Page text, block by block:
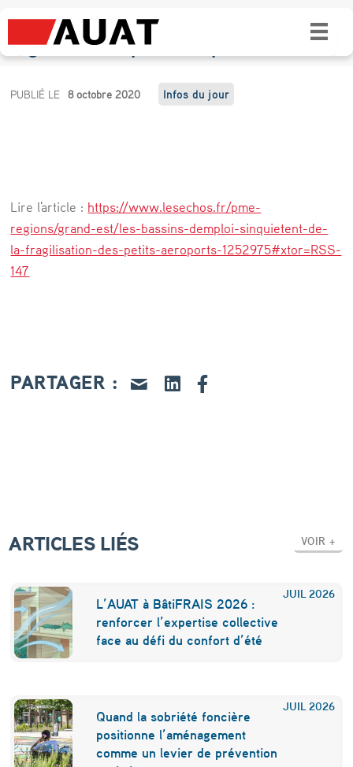
Les bassins d’emploi s’inquiètent de la
fragilisation des petits aéroports
L
a
s
s
i
’
i
’
i
n
u
i
è
PUBLIÉ LE 8 octobre 2020 Infos du jour
Lire l'article : https://www.lesechos.fr/pme-
regions/grand-est/les-bassins-demploi-sinquietent-de-
la-fragilisation-des-petits-aeroports-1252975#xtor=RSS-
147
PARTAGER :
ARTICLES LIÉS VOIR +
JUIL 2026
L’AUAT à BâtiFRAIS 2026 :
renforcer l’expertise collective
face au défi du confort d’été
JUIL 2026
Quand la sobriété foncière
positionne l’aménagement
comme un levier de prévention